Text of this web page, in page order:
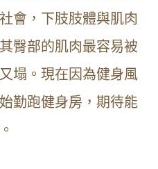
會，下肢肢體與肌肉
臀部的肌肉最容易被
塌。現在因為健身風
勤跑健身房，期待能